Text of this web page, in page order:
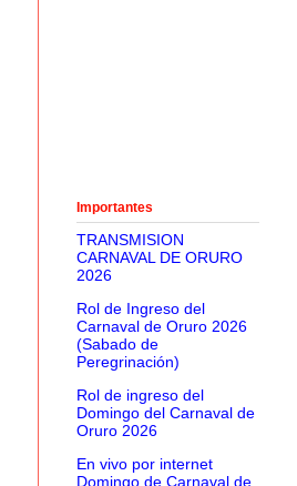
Importantes
TRANSMISION
CARNAVAL DE ORURO
2026
Rol de Ingreso del
Carnaval de Oruro 2026
(Sabado de
Peregrinación)
Rol de ingreso del
Domingo del Carnaval de
Oruro 2026
En vivo por internet
Domingo de Carnaval de